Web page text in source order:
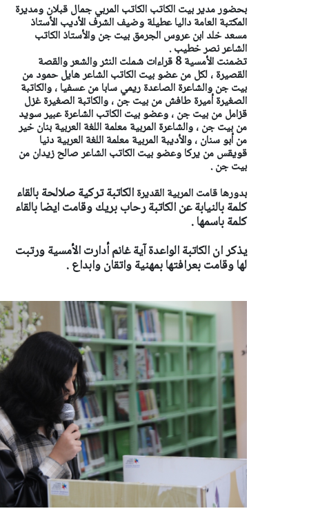
بحضور مدير بيت الكاتب الكاتب المربي جمال قبلان ومديرة
المكتبة العامة داليا عطيلة وضيف الشرف الأديب الأستاذ
مسعد خلد ابن عروس الجرمق بيت جن والأستاذ الكاتب
الشاعر نصر خطيب .
تضمنت الأمسية 8 قراءات شملت النثر والشعر والقصة
القصيرة ، لكل من عضو بيت الكاتب الشاعر هايل حمود من
بيت جن والشاعرة الصاعدة ريمي سابا من عسفيا ، والكاتبة
الصغيرة أميرة طافش من بيت جن ، والكاتبة الصغيرة غزل
قزامل من بيت جن ، وعضو بيت الكاتب الشاعرة عبير سويد
من بيت جن ، والشاعرة المربية معلمة اللغة العربية بنان خير
من أبو سنان ، والأديبة المربية معلمة اللغة العربية دنيا
قويقس من يركا وعضو بيت الكاتب الشاعر صالح زيدان من
بيت جن .
بدورها قامت المربية القديرةالكاتبة تركية صلالحة بالقاء
كلمة بالنيابة عن الكاتبة رحاب بريك وقامت ايضا بالقاء
كلمة باسمها .
يذكر ان الكاتبة الواعدة آية غانم أدارت الأمسية ورتبت
لها وقامت بعرافتها بمهنية واتقان وابداع .